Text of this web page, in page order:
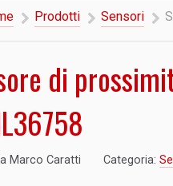
Prodotti Sensori
di
Marco Caratti Categoria: